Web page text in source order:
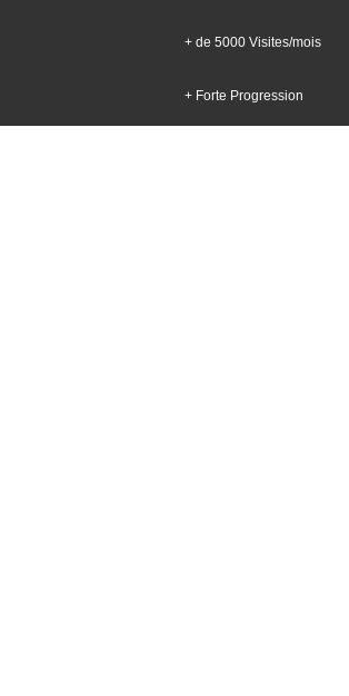
+ de 5000 Visites/mois
+ Forte Progression